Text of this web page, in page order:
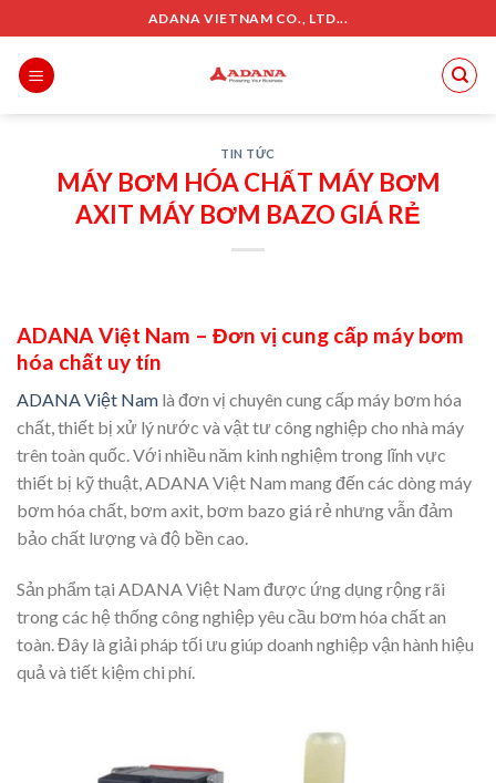
to
content
ADANA VIETNAM CO., LTD...
TIN TỨC
MÁY BƠM HÓA CHẤT MÁY BƠM
AXIT MÁY BƠM BAZO GIÁ RẺ
ADANA Việt Nam – Đơn vị cung cấp máy bơm
hóa chất uy tín
ADANA Việt Nam là đơn vị chuyên cung cấp máy bơm hóa
chất, thiết bị xử lý nước và vật tư công nghiệp cho nhà máy
trên toàn quốc. Với nhiều năm kinh nghiệm trong lĩnh vực
thiết bị kỹ thuật, ADANA Việt Nam mang đến các dòng máy
bơm hóa chất, bơm axit, bơm bazo giá rẻ nhưng vẫn đảm
bảo chất lượng và độ bền cao.
Sản phẩm tại ADANA Việt Nam được ứng dụng rộng rãi
trong các hệ thống công nghiệp yêu cầu bơm hóa chất an
toàn. Đây là giải pháp tối ưu giúp doanh nghiệp vận hành hiệu
quả và tiết kiệm chi phí.